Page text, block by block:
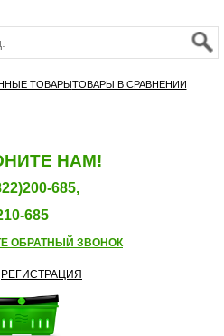
ТОВАРЫТОВАРЫ В СРАВНЕНИИ
НАМ!
685,
685
ОБРАТНЫЙ ЗВОНОК
РЕГИСТРАЦИЯ